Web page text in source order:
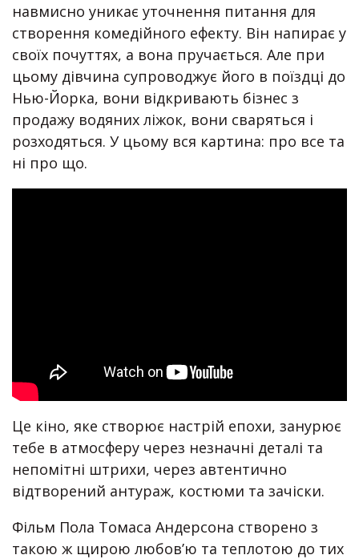
навмисно уникає уточнення питання для
створення комедійного ефекту. Він напирає у
своїх почуттях, а вона пручається. Але при
цьому дівчина супроводжує його в поїздці до
Нью-Йорка, вони відкривають бізнес з
продажу водяних ліжок, вони сваряться і
розходяться. У цьому вся картина: про все та
ні про що.
Це кіно, яке створює настрій епохи, занурює
тебе в атмосферу через незначні деталі та
непомітні штрихи, через автентично
відтворений антураж, костюми та зачіски.
Фільм Пола Томаса Андерсона створено з
такою ж щирою любов’ю та теплотою до тих